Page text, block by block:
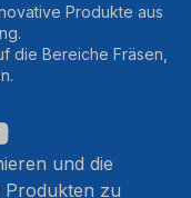
Produkte aus
die Bereiche Fräsen,
und die
Produkten zu